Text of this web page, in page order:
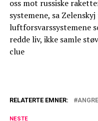
oss mot russiske
systemene, sa
luftforsvarssystemene
redde liv, ikke samle
clue
RELATERTE EMNER:
NESTE